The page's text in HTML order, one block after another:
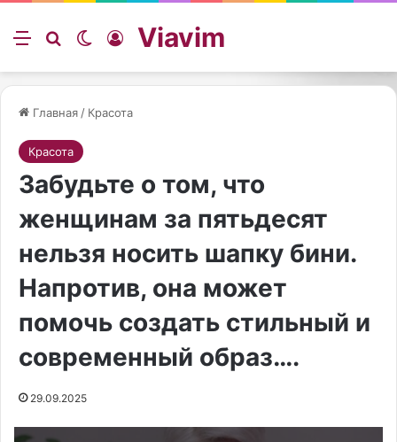
Меню ИскатьSwitch skin
Войти
Viavim
Главная / Красота
Красота
Забудьте о том, что
женщинам за пятьдесят
нельзя носить шапку бини.
Напротив, она может
помочь создать стильный и
современный образ….
29.09.2025